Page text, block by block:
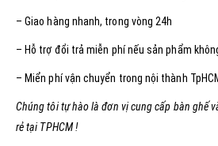
– Giao hàng nhanh, trong vòng 24h
– Hỗ trợ đổi trả miễn phí nếu sản phẩm
– Miển phí vận chuyển trong nội thành
Chúng tôi tự hào là đơn vị cung cấp bàn ghế
rẻ tại TPHCM !